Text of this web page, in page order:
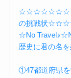
☆☆☆☆☆☆☆☆旅
の挑戦状
☆No
歴史に君の名を
①47都道府県を